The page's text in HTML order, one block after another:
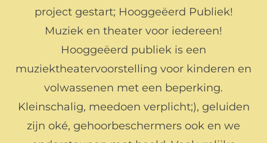
project gestart; Hooggeëerd Publiek!
Muziek en theater voor iedereen!
Hooggeëerd publiek is een
muziektheatervoorstelling voor kinderen en
volwassenen met een beperking.
Kleinschalig, meedoen verplicht;), geluiden
zijn oké, gehoorbeschermers ook en we